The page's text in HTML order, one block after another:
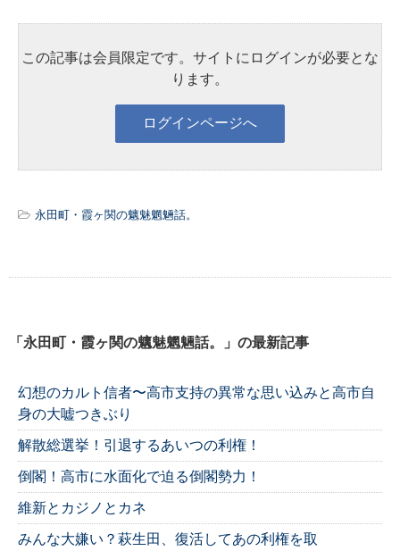
この記事は会員限定です。サイトにログインが必要とな
ります。
永田町・霞ヶ関の魑魅魍魎話。
「永田町・霞ヶ関の魑魅魍魎話。」の最新記事
幻想のカルト信者〜高市支持の異常な思い込みと高市自
身の大嘘つきぶり
解散総選挙！引退するあいつの利権！
倒閣！高市に水面化で迫る倒閣勢力！
維新とカジノとカネ
みんな大嫌い？萩生田、復活してあの利権を取